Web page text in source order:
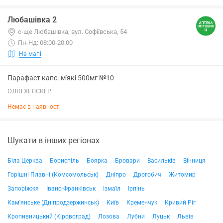
Любашівка 2
с-ще Любашівка, вул. Софіївська, 54
Пн-Нд: 08:00-20:00
На мапі
Парафаст капс. м'які 500мг №10
ОЛІВ ХЕЛСКЕР
Немає в наявності
Шукати в інших регіонах
Біла Церква Бориспіль Боярка Бровари Васильків
Вінниця
Горішні Плавні (Комсомольськ)
Дніпро Дрогобич
Житомир
Запоріжжя
Івано-Франківськ Ізмаїл
Ірпінь
Кам'янське (Дніпродзержинськ)
Київ Кременчук
Кривий Ріг
Кропивницький (Кіровоград)
Лозова Лубни Луцьк
Львів